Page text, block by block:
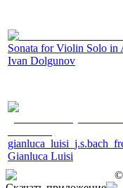
Sonata for Violin Solo in
Ivan Dolgunov
Gianluca Luisi
©